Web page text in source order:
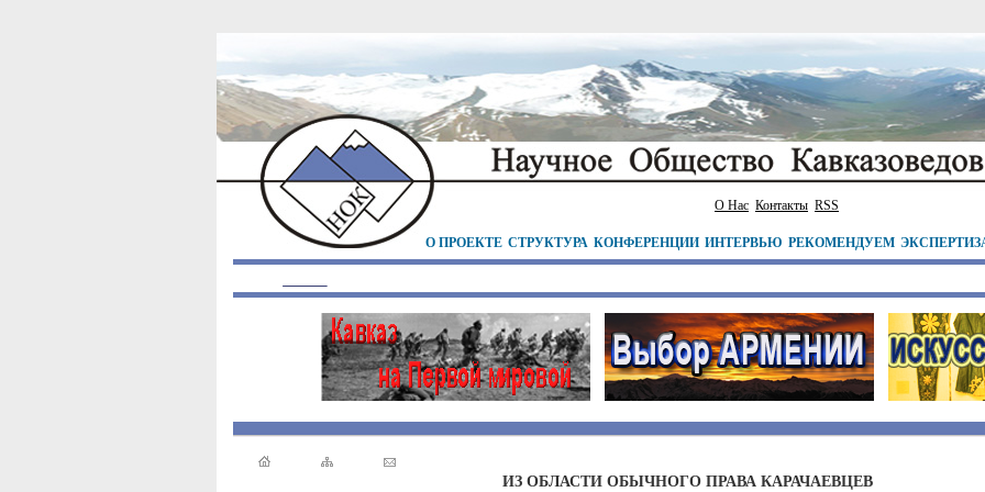
О Нас Контакты RSS
О ПРОЕКТЕ СТРУКТУРА КОНФЕРЕНЦИИ ИНТЕРВЬЮ РЕКОМЕНДУЕМ
ИЗ ОБЛАСТИ ОБЫЧНОГО ПРАВА КАРАЧАЕВЦЕВ